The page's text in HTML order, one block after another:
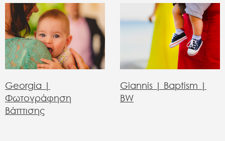
Georgia |
Φωτογράφηση
Βάπτισης
Giannis | Baptism |
BW